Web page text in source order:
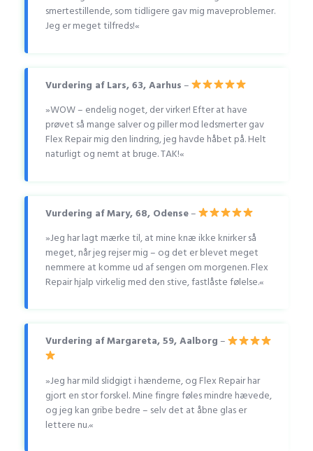
smertestillende, som tidligere gav mig maveproblemer.
Jeg er meget tilfreds!«
Vurdering af Lars, 63, Aarhus–
»WOW – endelig noget, der virker! Efter at have
prøvet så mange salver og piller mod ledsmerter gav
Flex Repair mig den lindring, jeg havde håbet på. Helt
naturligt og nemt at bruge. TAK!«
Vurdering af Mary, 68, Odense–
»Jeg har lagt mærke til, at mine knæ ikke knirker så
meget, når jeg rejser mig – og det er blevet meget
nemmere at komme ud af sengen om morgenen. Flex
Repair hjalp virkelig med den stive, fastlåste følelse.«
Vurdering af Margareta, 59, Aalborg–
»Jeg har mild slidgigt i hænderne, og Flex Repair har
gjort en stor forskel. Mine fingre føles mindre hævede,
og jeg kan gribe bedre – selv det at åbne glas er
lettere nu.«